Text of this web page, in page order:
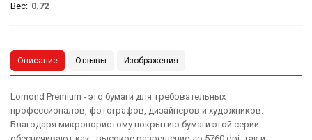
Вес: 0.72
Описание Отзывы Изображения
Lomond Premium - это бумаги для требовательных
профессионалов, фотографов, дизайнеров и художников.
Благодаря микропористому покрытию бумаги этой серии